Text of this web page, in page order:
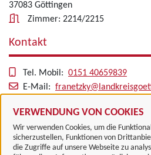
VERWENDUNG VON COOKIES
Wir verwenden Cookies, um die
sicherzustellen, Funktionen von
die Zugriffe auf unsere Webseite zu
37083 Göttingen
Zimmer: 2214/2215
Kontakt
Tel. Mobil: 0151 40659839
E-Mail:
Alle zugeordneten